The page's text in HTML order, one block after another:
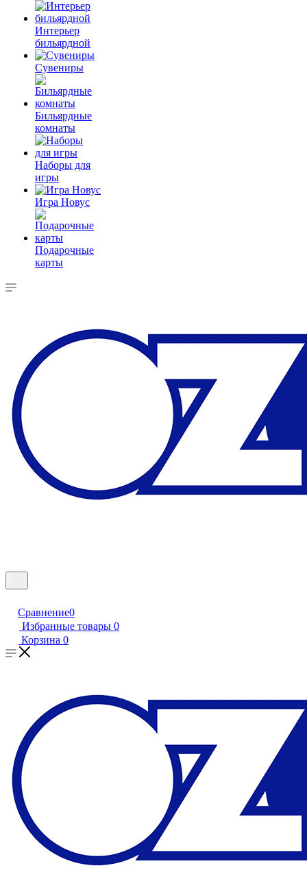
Интерьер
бильярдной
Сувениры
Бильярдные
комнаты
Наборы для
игры
Игра Новус
Подарочные
карты
Сравнение0
Избранные товары 0
Корзина 0